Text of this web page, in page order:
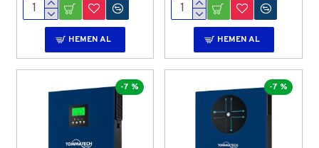
HEMEN AL HEMEN AL
-7 % -7 %